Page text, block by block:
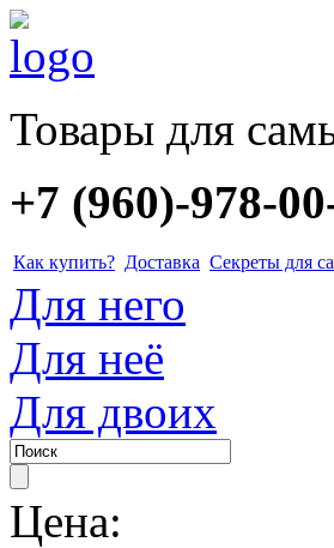
Товары для
+7 (960)-978-
Как купить? Доставка Секреты для
Для него
Для неё
Для двоих
Цена: